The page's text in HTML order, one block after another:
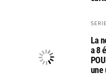
La
a 8
une